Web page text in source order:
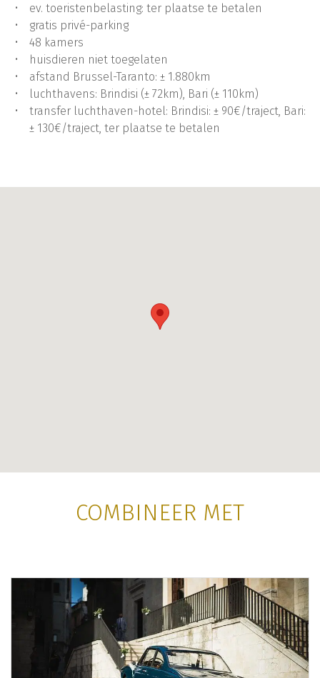
ev. toeristenbelasting: ter plaatse te betalen
gratis privé-parking
48 kamers
huisdieren niet toegelaten
afstand Brussel-Taranto: ± 1.880km
luchthavens: Brindisi (± 72km), Bari (± 110km)
transfer luchthaven-hotel: Brindisi: ± 90€/traject, Bari:
± 130€/traject, ter plaatse te betalen
COMBINEER MET